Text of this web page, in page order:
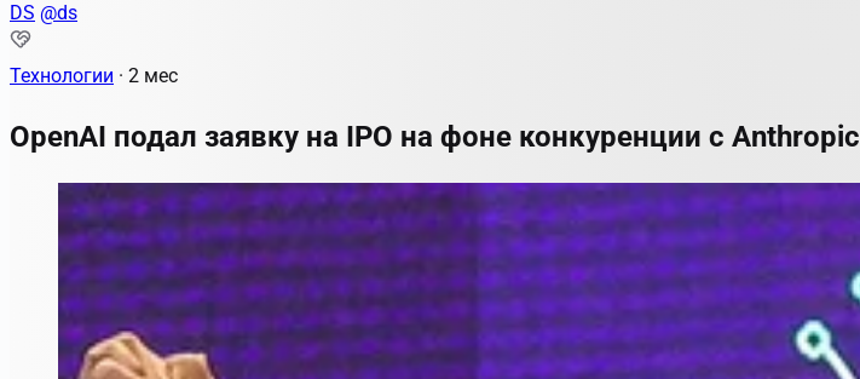
DS @ds
Технологии · 2 мес
OpenAI подал заявку на IPO на фоне конкуренции с Anthropic